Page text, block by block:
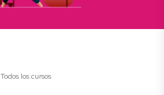
Todos los cursos